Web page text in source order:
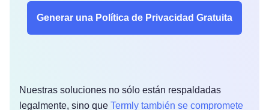
Generar una Política de Privacidad Gratuita
Nuestras soluciones no sólo están respaldadas
legalmente, sino que Termly también se compromete